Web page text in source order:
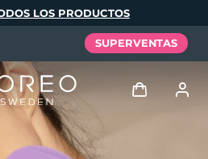
LOS PRODUCTOS
SUPERVENTAS